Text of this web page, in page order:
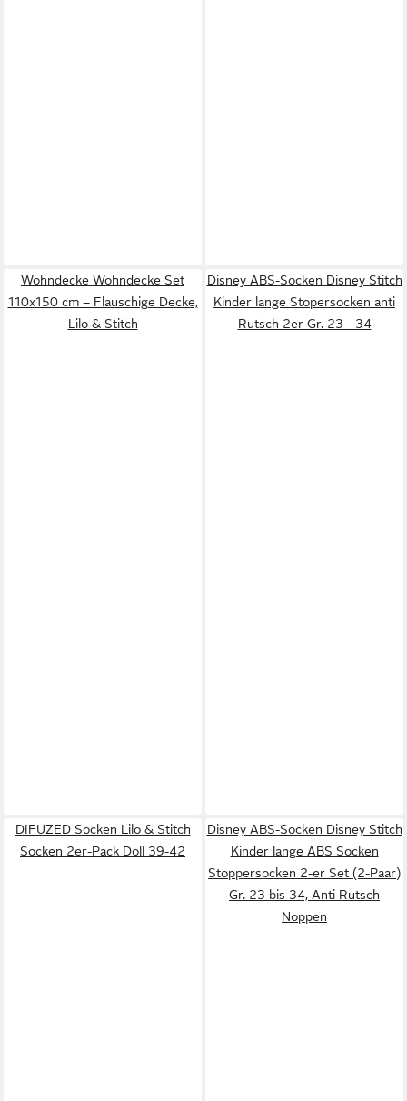
Wohndecke Wohndecke Set
110x150 cm – Flauschige Decke,
Lilo & Stitch
Disney ABS-Socken Disney Stitch
Kinder lange Stopersocken anti
Rutsch 2er Gr. 23 - 34
DIFUZED Socken Lilo & Stitch
Socken 2er-Pack Doll 39-42
Disney ABS-Socken Disney Stitch
Kinder lange ABS Socken
Stoppersocken 2-er Set (2-Paar)
Gr. 23 bis 34, Anti Rutsch
Noppen